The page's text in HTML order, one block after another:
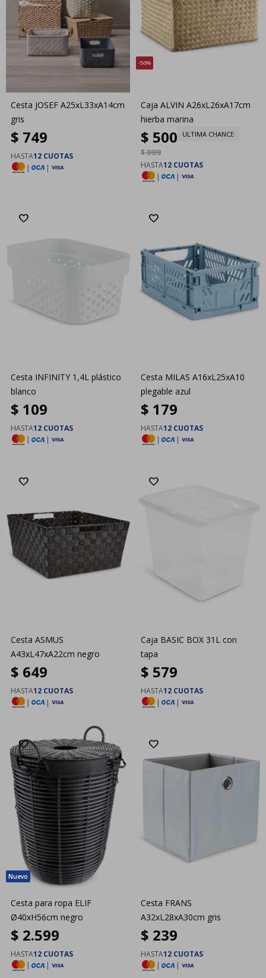
Cesta JOSEF A25xL33xA14cm
gris
$ 749
HASTA12 CUOTAS
|
|
50
Caja ALVIN A26xL26xA17cm
hierba marina
$ 500
$999
ULTIMA CHANCE
HASTA12 CUOTAS
|
|
Cesta INFINITY 1,4L plástico
blanco
$ 109
HASTA12 CUOTAS
|
|
Cesta MILAS A16xL25xA10
plegable azul
$ 179
HASTA12 CUOTAS
|
|
Cesta ASMUS
A43xL47xA22cm negro
$ 649
HASTA12 CUOTAS
|
|
Caja BASIC BOX 31L con
tapa
$ 579
HASTA12 CUOTAS
|
|
Cesta para ropa ELIF
Ø40xH56cm negro
$ 2.599
HASTA12 CUOTAS
|
|
Cesta FRANS
A32xL28xA30cm gris
$ 239
HASTA12 CUOTAS
|
|